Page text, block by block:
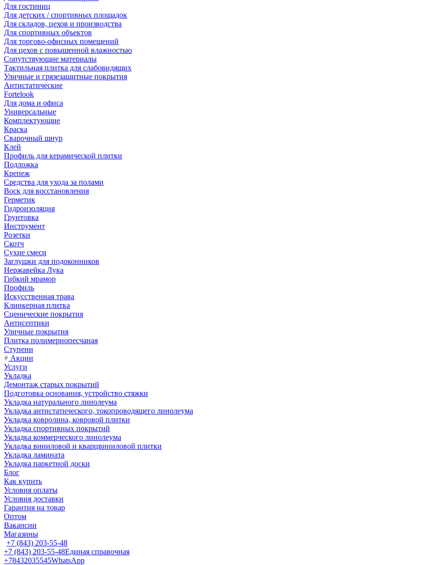
Для гостиниц
Для детских / спортивных площадок
Для складов, цехов и производства
Для спортивных объектов
Для торгово-офисных помещений
Для цехов с повышенной влажностью
Сопутствующие материалы
Тактильная плитка для слабовидящих
Уличные и грязезащитные покрытия
Антистатические
Fortelook
Для дома и офиса
Универсальные
Комплектующие
Краска
Сварочный шнур
Клей
Профиль для керамической плитки
Подложка
Крепеж
Средства для ухода за полами
Воск для восстановления
Герметик
Гидроизоляция
Грунтовка
Инструмент
Розетки
Скотч
Сухие смеси
Заглушки для подоконников
Нержавейка Лука
Гибкий мрамор
Профиль
Искусственная трава
Клинкерная плитка
Сценические покрытия
Антисептики
Уличные покрытия
Плитка полимернопесчаная
Ступени
Акции
Услуги
Укладка
Демонтаж старых покрытий
Подготовка основания, устройство стяжки
Укладка натурального линолеума
Укладка антистатического, токопроводящего линолеума
Укладка ковролина, ковровой плитки
Укладка спортивных покрытий
Укладка коммерческого линолеума
Укладка виниловой и кварцвиниловой плитки
Укладка ламината
Укладка паркетной доски
Блог
Как купить
Условия оплаты
Условия доставки
Гарантия на товар
Оптом
Вакансии
Магазины
+7 (843) 203-55-48
+7 (843) 203-55-48Единая справочная
+78432035545WhatsApp